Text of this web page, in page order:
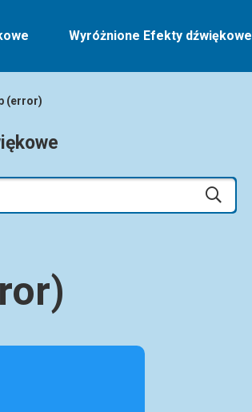
Wyróżnione Efekty dźwiękowe
(error)